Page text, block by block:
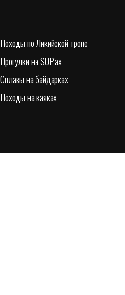
Походы по Ликийской тропе
Прогулки на SUP'ах
Сплавы на байдарках
Походы на каяках